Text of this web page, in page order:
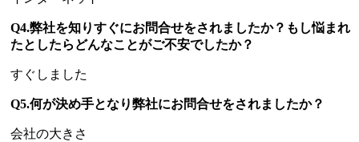
Q4.弊社を知りすぐにお問合せをされましたか？もし悩まれ
たとしたらどんなことがご不安でしたか？
すぐしました
Q5.何が決め手となり弊社にお問合せをされましたか？
会社の大きさ